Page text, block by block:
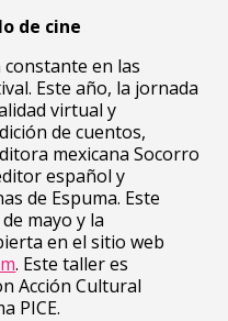
de cine
en las
Este año, la jornada
virtual y
de cuentos,
mexicana Socorro
español y
de Espuma. Este
mayo y la
en el sitio web
. Este taller es
Acción Cultural
PICE.